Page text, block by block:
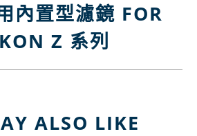
內置型濾鏡 FOR
Z 系列
ALSO LIKE